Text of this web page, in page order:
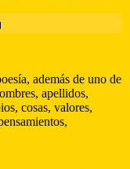
además de uno de
apellidos,
cosas, valores,